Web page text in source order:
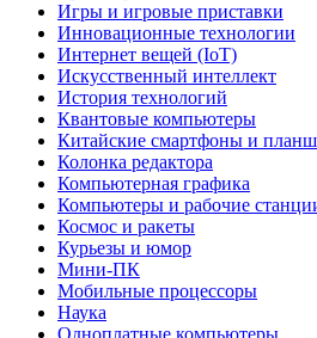
Игры и игровые приставки
Инновационные технологии
Интернет вещей (IoT)
Искусственный интеллект
История технологий
Квантовые компьютеры
Китайские смартфоны и
Колонка редактора
Компьютерная графика
Компьютеры и рабочие
Космос и ракеты
Курьезы и юмор
Мини-ПК
Мобильные процессоры
Наука